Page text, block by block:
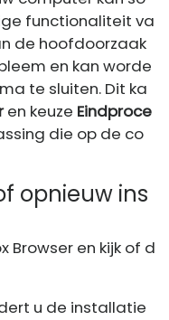
functionaliteit va
de hoofdoorzaak
en kan worde
te sluiten. Dit ka
en keuze Eindproce
die op de co
opnieuw ins
Browser en kijk of d
u de installatie